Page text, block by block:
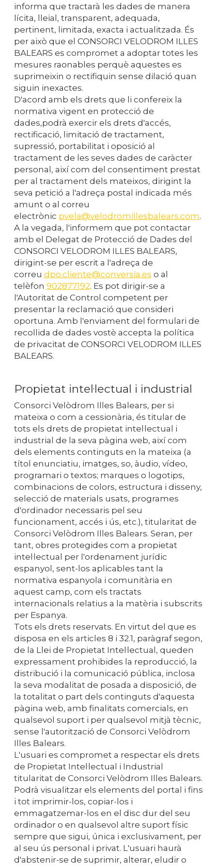
informa que tractarà les dades de manera
lícita, lleial, transparent, adequada,
pertinent, limitada, exacta i actualitzada. És
per això que el CONSORCI VELODROM ILLES
BALEARS es compromet a adoptar totes les
mesures raonables perquè aquestes es
suprimeixin o rectifiquin sense dilació quan
siguin inexactes.
D'acord amb els drets que li confereix la
normativa vigent en protecció de
dades,podrà exercir els drets d'accés,
rectificació, limitació de tractament,
supressió, portabilitat i oposició al
tractament de les seves dades de caràcter
personal, així com del consentiment prestat
per al tractament dels mateixos, dirigint la
seva petició a l'adreça postal indicada més
amunt o al correu
electrònic pvela@velodromillesbalears.com.
A la vegada, l'informem que pot contactar
amb el Delegat de Protecció de Dades del
CONSORCI VELODROM ILLES BALEARS,
dirigint-se per escrit a l'adreça de
correu dpo.cliente@conversia.es o al
telèfon 902877192. Es pot dirigir-se a
l'Autoritat de Control competent per
presentar la reclamació que consideri
oportuna. Amb l'enviament del formulari de
recollida de dades vostè accepta la política
de privacitat de CONSORCI VELODROM ILLES
BALEARS.
Propietat intel·lectual i industrial
Consorci Velòdrom Illes Balears, per si
mateixa o com a cessionària, és titular de
tots els drets de propietat intel·lectual i
industrial de la seva pàgina web, així com
dels elements continguts en la mateixa (a
títol enunciatiu, imatges, so, àudio, vídeo,
programari o textos; marques o logotips,
combinacions de colors, estructura i disseny,
selecció de materials usats, programes
d'ordinador necessaris pel seu
funcionament, accés i ús, etc.), titularitat de
Consorci Velòdrom Illes Balears. Seran, per
tant, obres protegides com a propietat
intel·lectual per l'ordenament jurídic
espanyol, sent-los aplicables tant la
normativa espanyola i comunitària en
aquest camp, com els tractats
internacionals relatius a la matèria i subscrits
per Espanya.
Tots els drets reservats. En virtut del que es
disposa en els articles 8 i 32.1, paràgraf segon,
de la Llei de Propietat Intel·lectual, queden
expressament prohibides la reproducció, la
distribució i la comunicació pública, inclosa
la seva modalitat de posada a disposició, de
la totalitat o part dels continguts d'aquesta
pàgina web, amb finalitats comercials, en
qualsevol suport i per qualsevol mitjà tècnic,
sense l'autorització de Consorci Velòdrom
Illes Balears.
L'usuari es compromet a respectar els drets
de Propietat Intel·lectual i Industrial
titularitat de Consorci Velòdrom Illes Balears.
Podrà visualitzar els elements del portal i fins
i tot imprimir-los, copiar-los i
emmagatzemar-los en el disc dur del seu
ordinador o en qualsevol altre suport físic
sempre que sigui, única i exclusivament, per
al seu ús personal i privat. L'usuari haurà
d'abstenir-se de suprimir, alterar, eludir o